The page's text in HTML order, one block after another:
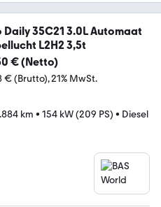
Daily 35C21 3.0L Automaat
L2H2 3,5t
€ (Netto)
€ (Brutto) 21% MwSt.
km • 154 kW (209 PS) • Diesel